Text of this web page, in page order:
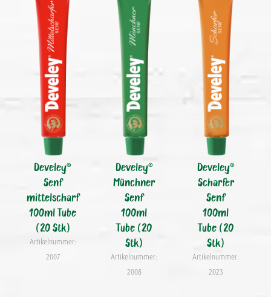
Develey®
Senf
mittelscharf
100ml Tube
(20 Stk)
Artikelnummer:
2007
Develey®
Münchner
Senf
100ml
Tube (20
Stk)
Artikelnummer:
2008
Develey®
Scharfer
Senf
100ml
Tube (20
Stk)
Artikelnummer:
2023